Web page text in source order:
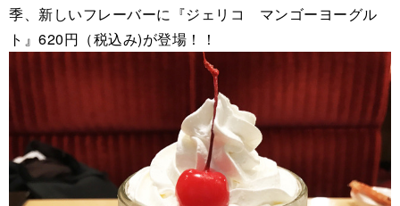
季、新しいフレーバーに『ジェリコ マンゴーヨーグル
ト』620円（税込み)が登場！！